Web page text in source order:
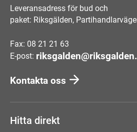
Leveransadress för bud och
paket: Riksgälden,
Fax: 08 21 21 63
E-post:
Kontakta oss
Hitta direkt